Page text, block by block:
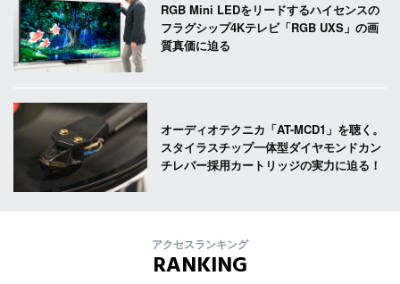
RGB Mini LEDをリードするハイセンスの
フラグシップ4Kテレビ「RGB UXS」の画
質真価に迫る
オーディオテクニカ「AT-MCD1」を聴く。
スタイラスチップ一体型ダイヤモンドカン
チレバー採用カートリッジの実力に迫る！
アクセスランキング
RANKING